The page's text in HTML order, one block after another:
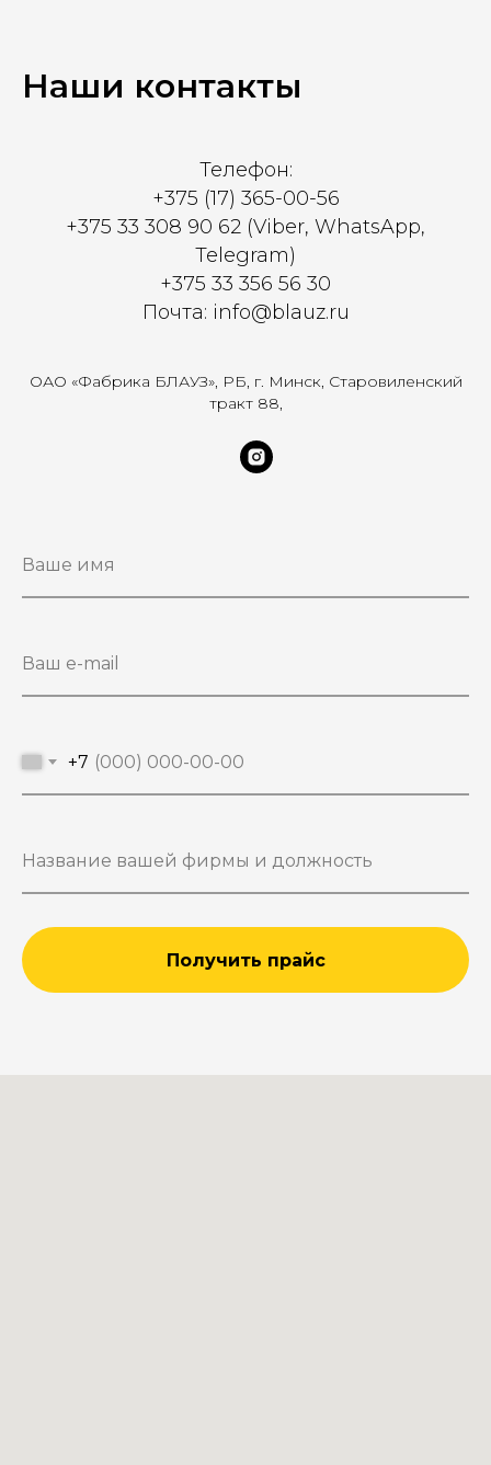
Наши контакты
Телефон:
+375 (17) 365-00-56
+375 33 308 90 62 (Viber, WhatsApp,
Telegram)
+375 33 356 56 30
Почта: info@blauz.ru
ОАО «Фабрика БЛАУЗ», РБ, г. Минск, Старовиленский
тракт 88,
+7
Получить прайс